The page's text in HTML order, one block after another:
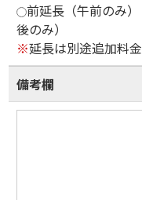
前延長（午前のみ）
後のみ）
※延長は別途追加料金
備考欄